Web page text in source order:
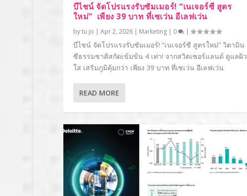
บีไชน์ จัดโปรแรงรับซัมเมอร์! “เนเจอร์ซี สูตร
ใหม่” เพียง 39 บาท ที่เซเว่น อีเลฟเว่น
bytu jo | Apr 2, 2026| Marketing| 0 |
บีไชน์ จัดโปรแรงรับซัมเมอร์! “เนเจอร์ซี สูตรใหม่” วิตามิน
ซีธรรมชาติสกัดเข้มข้น 4 เท่า! จากสวิตเซอร์แลนด์ ดูแลผิว
ใส เสริมภูมิคุ้มกว่า เพียง 39 บาท ที่เซเว่น อีเลฟเว่น
READ MORE